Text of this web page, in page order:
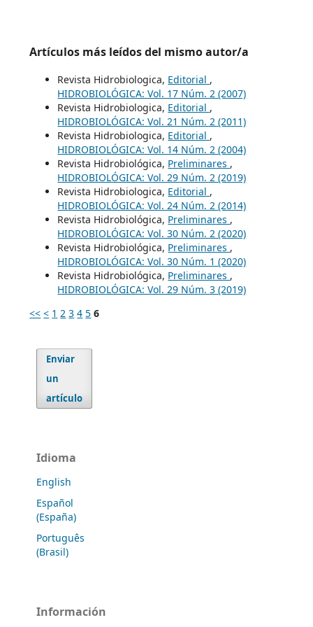
Artículos más leídos del mismo autor/a
Revista Hidrobiologica, Editorial ,
HIDROBIOLÓGICA: Vol. 17 Núm. 2 (2007)
Revista Hidrobiologica, Editorial ,
HIDROBIOLÓGICA: Vol. 21 Núm. 2 (2011)
Revista Hidrobiologica, Editorial ,
HIDROBIOLÓGICA: Vol. 14 Núm. 2 (2004)
Revista Hidrobiológica, Preliminares ,
HIDROBIOLÓGICA: Vol. 29 Núm. 2 (2019)
Revista Hidrobiologica, Editorial ,
HIDROBIOLÓGICA: Vol. 24 Núm. 2 (2014)
Revista Hidrobiológica, Preliminares ,
HIDROBIOLÓGICA: Vol. 30 Núm. 2 (2020)
Revista Hidrobiológica, Preliminares ,
HIDROBIOLÓGICA: Vol. 30 Núm. 1 (2020)
Revista Hidrobiológica, Preliminares ,
HIDROBIOLÓGICA: Vol. 29 Núm. 3 (2019)
<< < 1 2 3 4 5 6
Enviar
un
artículo
Idioma
English
Español
(España)
Português
(Brasil)
Información